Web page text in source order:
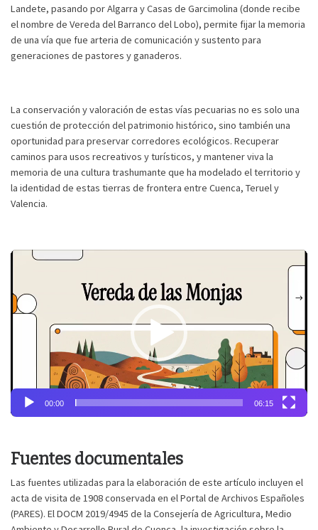
Landete, pasando por Algarra y Casas de Garcimolina (donde recibe
el nombre de Vereda del Barranco del Lobo), permite fijar la memoria
de una vía que fue arteria de comunicación y sustento para
generaciones de pastores y ganaderos.
La conservación y valoración de estas vías pecuarias no es solo una
cuestión de protección del patrimonio histórico, sino también una
oportunidad para preservar corredores ecológicos. Recuperar
caminos para usos recreativos y turísticos, y mantener viva la
memoria de una cultura trashumante que ha modelado el territorio y
la identidad de estas tierras de frontera entre Cuenca, Teruel y
Valencia.
Reproductor
00:00 06:15
Fuentes documentales
Las fuentes utilizadas para la elaboración de este artículo incluyen el
acta de visita de 1908 conservada en el Portal de Archivos Españoles
(PARES). El DOCM 2019/4945 de la Consejería de Agricultura, Medio